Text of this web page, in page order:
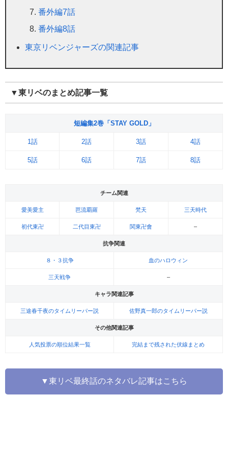
番外編7話
番外編8話
東京リベンジャーズの関連記事
▼東リベのまとめ記事一覧
短編集2巻「STAY GOLD」
1話 2話 3話 4話
5話 6話 7話 8話
チーム関連
愛美愛主 芭流覇羅 梵天 三天時代
初代東卍 二代目東卍 関東卍會 –
抗争関連
８・３抗争 血のハロウィン
三天戦争 –
キャラ関連記事
三途春千夜のタイムリーパー説 佐野真一郎のタイムリーパー説
その他関連記事
人気投票の順位結果一覧 完結まで残された伏線まとめ
▼東リベ最終話のネタバレ記事はこちら